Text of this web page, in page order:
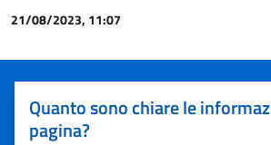
21/08/2023, 11:07
Quanto sono chiare le
pagina?